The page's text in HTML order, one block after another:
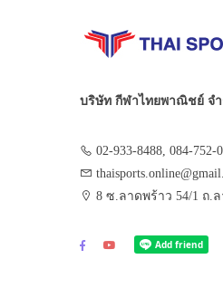
บริษัท กีฬาไทยพาณิชย์ จ
02-933-8488, 084-752-
8 ซ.ลาดพร้าว 54/1 ถ.